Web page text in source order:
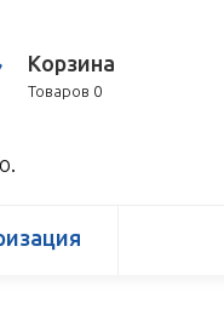
Корзина
Товаров 0